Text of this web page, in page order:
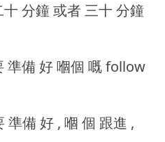
分鐘 或者 三十 分鐘
準備 好 嗰個 嘅 follow
備 好 , 嗰 個 跟進 ,